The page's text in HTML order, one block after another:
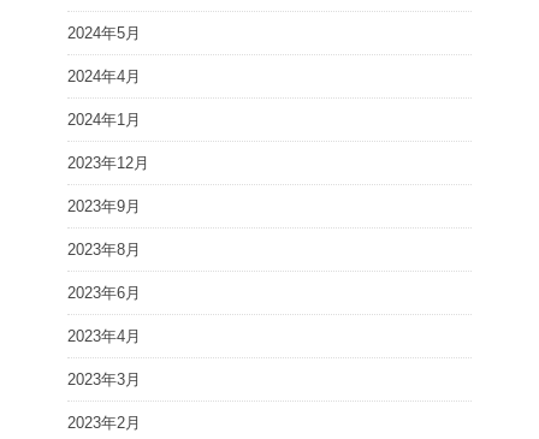
2024年5月
2024年4月
2024年1月
2023年12月
2023年9月
2023年8月
2023年6月
2023年4月
2023年3月
2023年2月